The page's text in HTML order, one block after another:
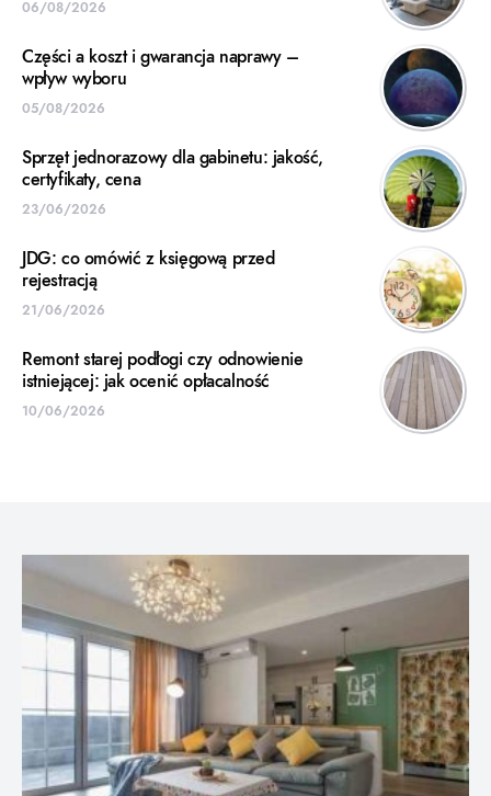
06/08/2026
Części a koszt i gwarancja naprawy –
wpływ wyboru
05/08/2026
Sprzęt jednorazowy dla gabinetu: jakość,
certyfikaty, cena
23/06/2026
JDG: co omówić z księgową przed
rejestracją
21/06/2026
Remont starej podłogi czy odnowienie
istniejącej: jak ocenić opłacalność
10/06/2026